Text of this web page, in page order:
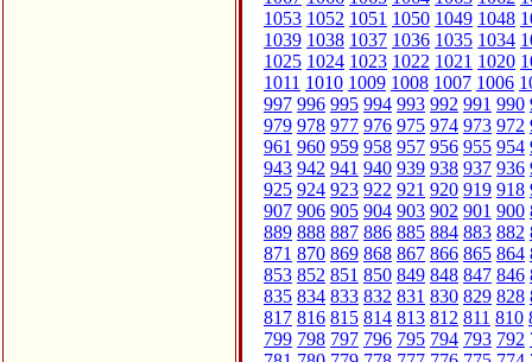
1053 1052 1051 1050 1049 1048
1039 1038 1037 1036 1035 1034
1025 1024 1023 1022 1021 1020
1011 1010 1009 1008 1007 1006
997 996 995 994 993 992 991 990
979 978 977 976 975 974 973 972
961 960 959 958 957 956 955 954
943 942 941 940 939 938 937 936
925 924 923 922 921 920 919 918
907 906 905 904 903 902 901 900
889 888 887 886 885 884 883 882
871 870 869 868 867 866 865 864
853 852 851 850 849 848 847 846
835 834 833 832 831 830 829 828
817 816 815 814 813 812 811 810
799 798 797 796 795 794 793 792